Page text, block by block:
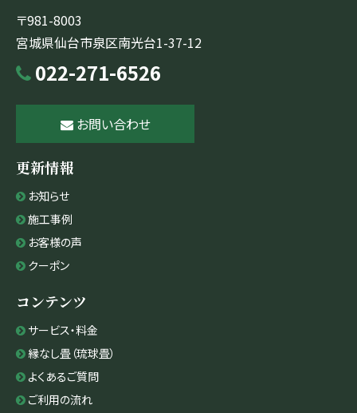
〒981-8003
宮城県仙台市泉区南光台1-37-12
022-271-6526
お問い合わせ
更新情報
お知らせ
施工事例
お客様の声
クーポン
コンテンツ
サービス・料金
縁なし畳（琉球畳）
よくあるご質問
ご利用の流れ